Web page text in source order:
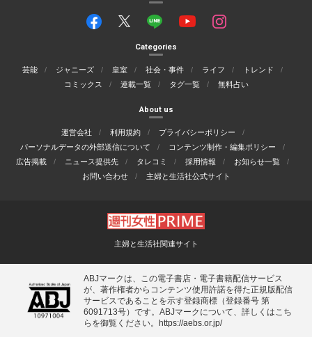
Categories
芸能 ジャニーズ 皇室 社会・事件 ライフ
トレンド
コミックス
連載一覧 タグ一覧 無料占い
About us
運営会社 利用規約
プライバシーポリシー
パーソナルデータの外部送信について
コンテンツ制作・編集ポリシー
広告掲載
ニュース提供先 タレコミ 採用情報
お知らせ一覧
お問い合わせ
主婦と生活社公式サイト
主婦と生活社関連サイト
ABJマークは、この電子書店・電子書籍配信サービス
が、著作権者からコンテンツ使用許諾を得た正規版配信
サービスであることを示す登録商標（登録番号 第
6091713号）です。ABJマークについて、詳しくはこち
らを御覧ください。 https://aebs.or.jp/